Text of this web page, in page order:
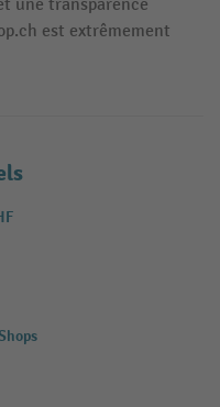
une transparence
est extrêmement